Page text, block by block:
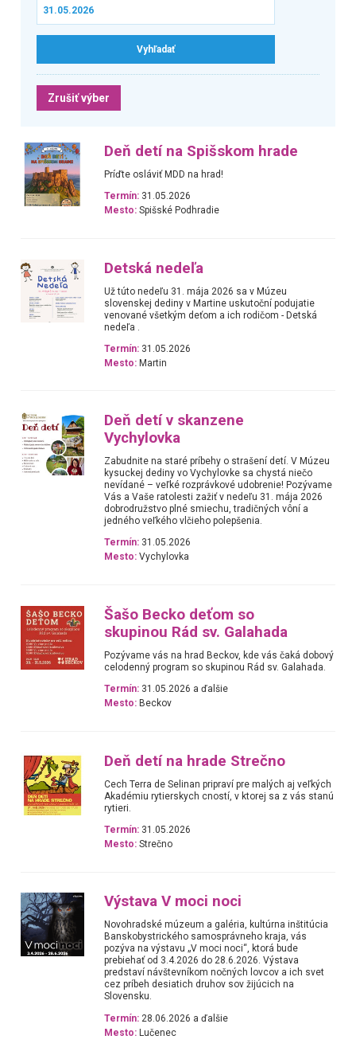
Zrušiť výber
Deň detí na Spišskom hrade
Príďte osláviť MDD na hrad!
Termín: 31.05.2026
Mesto: Spišské Podhradie
Detská nedeľa
Už túto nedeľu 31. mája 2026 sa v Múzeu
slovenskej dediny v Martine uskutoční podujatie
venované všetkým deťom a ich rodičom - Detská
nedeľa .
Termín: 31.05.2026
Mesto: Martin
Deň detí v skanzene
Vychylovka
Zabudnite na staré príbehy o strašení detí. V Múzeu
kysuckej dediny vo Vychylovke sa chystá niečo
nevídané – veľké rozprávkové udobrenie! Pozývame
Vás a Vaše ratolesti zažiť v nedeľu 31. mája 2026
dobrodružstvo plné smiechu, tradičných vôní a
jedného veľkého vlčieho polepšenia.
Termín: 31.05.2026
Mesto: Vychylovka
Šašo Becko deťom so
skupinou Rád sv. Galahada
Pozývame vás na hrad Beckov, kde vás čaká dobový
celodenný program so skupinou Rád sv. Galahada.
Termín: 31.05.2026 a ďalšie
Mesto: Beckov
Deň detí na hrade Strečno
Cech Terra de Selinan pripraví pre malých aj veľkých
Akadémiu rytierskych cností, v ktorej sa z vás stanú
rytieri.
Termín: 31.05.2026
Mesto: Strečno
Výstava V moci noci
Novohradské múzeum a galéria, kultúrna inštitúcia
Banskobystrického samosprávneho kraja, vás
pozýva na výstavu „V moci noci“, ktorá bude
prebiehať od 3.4.2026 do 28.6.2026. Výstava
predstaví návštevníkom nočných lovcov a ich svet
cez príbeh desiatich druhov sov žijúcich na
Slovensku.
Termín: 28.06.2026 a ďalšie
Mesto: Lučenec